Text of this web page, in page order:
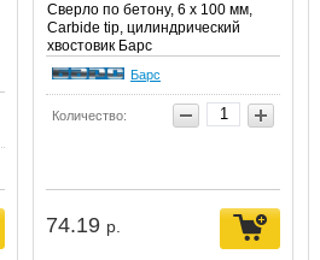
Сверло по бетону, 6 х 100 мм,
Carbide tip, цилиндрический
хвостовик Барс
Барс
Количество:
74.19 р.